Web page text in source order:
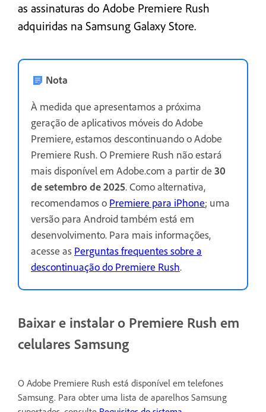
as assinaturas do Adobe Premiere Rush
adquiridas na Samsung Galaxy Store.
Nota
À medida que apresentamos a próxima
geração de aplicativos móveis do Adobe
Premiere, estamos descontinuando o Adobe
Premiere Rush. O Premiere Rush não estará
mais disponível em Adobe.com a partir de 30
de setembro de 2025. Como alternativa,
recomendamos o Premiere para iPhone; uma
versão para Android também está em
desenvolvimento. Para mais informações,
acesse as Perguntas frequentes sobre a
descontinuação do Premiere Rush.
Baixar e instalar o Premiere Rush em
celulares Samsung
O Adobe Premiere Rush está disponível em telefones
Samsung. Para obter uma lista de aparelhos Samsung